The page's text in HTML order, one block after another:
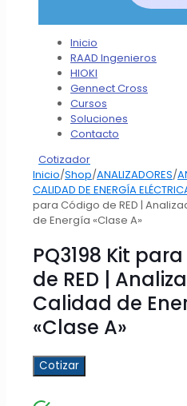
Inicio
RAAD Ingenieros
HIOKI
Gennect Cross
Cursos
Soluciones
Contacto
Cotizador
Inicio/Shop/ANALIZADORES/
CALIDAD DE ENERGÍA
para Código de RED |
de Energía «Clase A»
PQ3198 Kit
de RED |
Calidad de
«Clase A»
Cotizar